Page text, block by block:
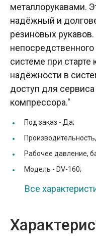
металлорукавами.
надёжный и
резиновых
системе при
надёжности в
доступ для
компрессора."
Под заказ - Да;
Рабочее давление,
Модель - DV-160;
Все